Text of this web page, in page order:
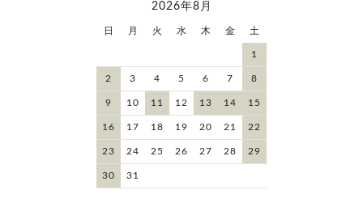
2026年8月
日 月 火 水 木 金 土
1
2 3 4 5 6 7 8
9 10 11 12 13 14 15
16 17 18 19 20 21 22
23 24 25 26 27 28 29
30 31